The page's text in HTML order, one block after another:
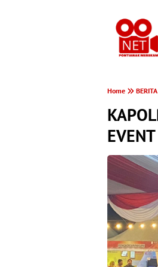
Home BERITA